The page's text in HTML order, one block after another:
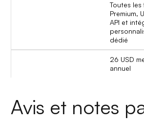
Toutes
Premium,
API et
dédié
26 USD
annuel
Avis et notes